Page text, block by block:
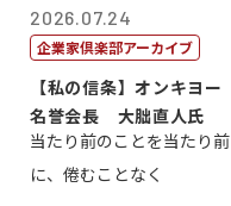
2026.07.24
企業家倶楽部アーカイブ
【私の信条】オンキヨー
名誉会長 大朏直人氏
当たり前のことを当たり前
に、倦むことなく